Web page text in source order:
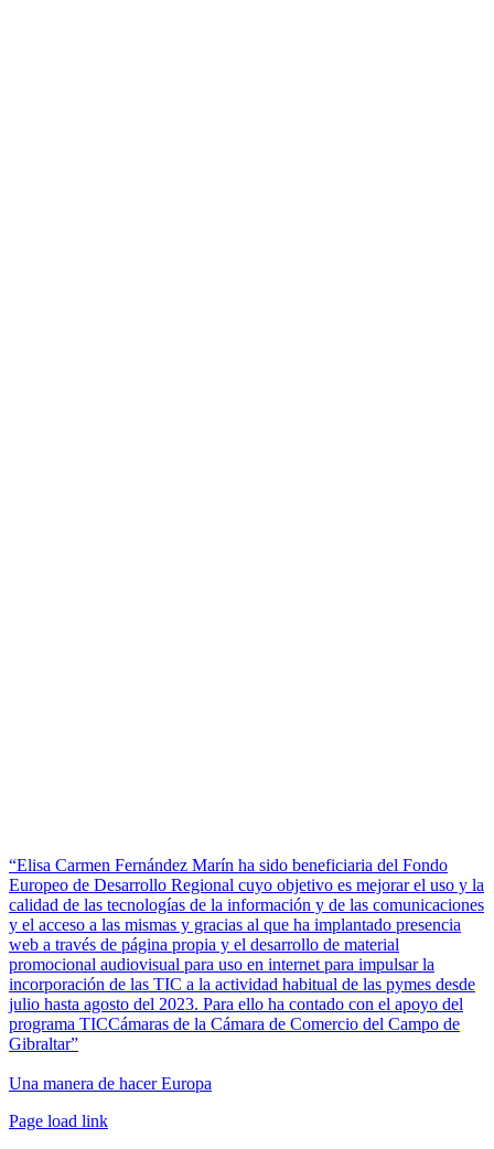
“Elisa Carmen Fernández Marín ha sido beneficiaria del Fondo
Europeo de Desarrollo Regional cuyo objetivo es mejorar el uso y la
calidad de las tecnologías de la información y de las comunicaciones
y el acceso a las mismas y gracias al que ha implantado presencia
web a través de página propia y el desarrollo de material
promocional audiovisual para uso en internet para impulsar la
incorporación de las TIC a la actividad habitual de las pymes desde
julio hasta agosto del 2023. Para ello ha contado con el apoyo del
programa TICCámaras de la Cámara de Comercio del Campo de
Gibraltar”
Una manera de hacer Europa
Facebook
Twitter
Instagram
Pinterest
Page load link